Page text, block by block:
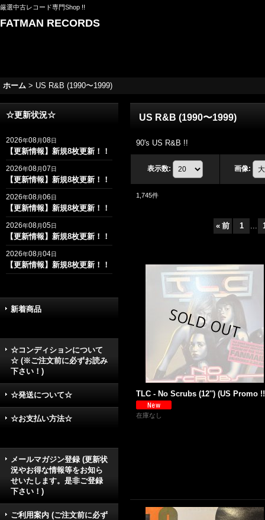
厳選中古レコード専門Shop !!
FATMAN RECORDS
ホーム > US R&B (1990〜1999)
☆更新状況☆
2026年08月08日
【更新情報】新規8枚更新！！
2026年08月07日
【更新情報】新規8枚更新！！
2026年08月06日
【更新情報】新規8枚更新！！
2026年08月05日
【更新情報】新規8枚更新！！
2026年08月04日
【更新情報】新規8枚更新！！
新着商品
☆コンディションについて
☆ (※ご注文前に必ずお読み
下さい！)
☆発送について☆
☆お支払い方法☆
メールマガジン登録 (更新状
況やお得な情報等をお知ら
せいたします。是非ご登録
下さい！)
ご利用案内 (ご注文前に必ず
US R&B (1990〜1999)
90's US R&B !!
表示数: 画像:
1,745件
« 前 1 ...
TLC - No Scrubs (12'') (US Promo
在庫なし